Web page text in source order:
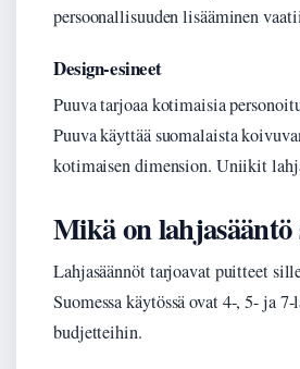
persoonallisuuden lisääminen
Design-esineet
Puuva tarjoaa kotimaisia
Puuva käyttää suomalaista
kotimaisen dimension. Uniikit
Mikä on
Lahjasäännöt tarjoavat puitteet
Suomessa käytössä ovat 4-, 5- ja
budjetteihin.